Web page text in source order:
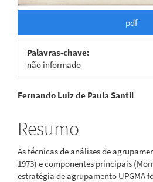
pdf
Palavras-chave:
não informado
Conteúdo
do
artigo
principal
Fernando Luiz de Paula Santil
Resumo
As técnicas de análises de
1973) e componentes principais
estratégia de agrupamento UPGMA